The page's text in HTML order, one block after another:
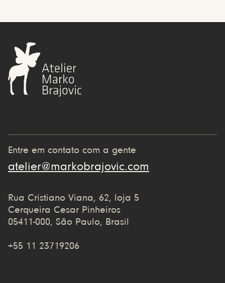
Entre em contato com a gente
atelier@markobrajovic.com
Rua Cristiano Viana, 62, loja 5
Cerqueira Cesar Pinheiros
05411-000, São Paulo, Brasil
+55 11 23719206